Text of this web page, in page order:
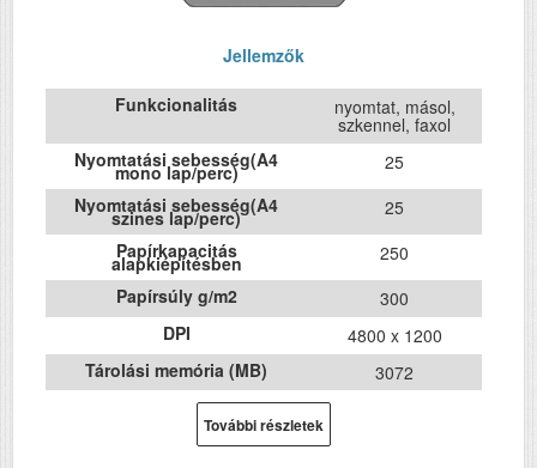
Jellemzők
Funkcionalitás nyomtat, másol,
szkennel, faxol
Nyomtatási sebesség(A4
mono lap/perc)
25
Nyomtatási sebesség(A4
szines lap/perc)
25
Papírkapacitás
alapkiépítésben
250
Papírsúly g/m2
300
DPI
4800 x 1200
Tárolási memória (MB)
3072
Havi terhelhetőség (oldal/hó)
ADF (automatikus lapolvasó)
További részletek